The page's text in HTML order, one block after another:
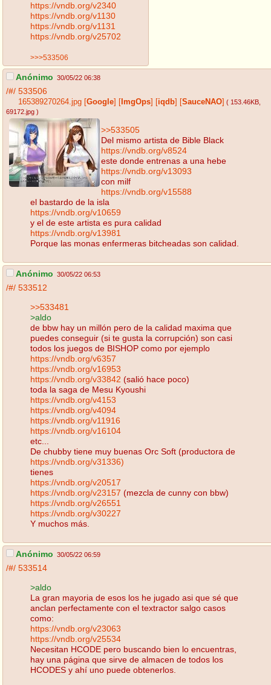
https://vndb.org/v2340
https://vndb.org/v1130
https://vndb.org/v1131
https://vndb.org/v25702
>>>533506
Anónimo 30/05/22 06:38
/#/ 533506
165389270264.jpg Google ImgOps iqdb SauceNAO ( 153.46KB
69172.jpg )
>>533505
Del mismo artista de Bible Black
https://vndb.org/v8524
este donde entrenas a una hebe
https://vndb.org/v13093
con milf
https://vndb.org/v15588
el bastardo de la isla
https://vndb.org/v10659
y el de este artista es pura calidad
https://vndb.org/v13981
Porque las monas enfermeras bitcheadas son calidad.
Anónimo 30/05/22 06:53
/#/ 533512
>>533481
>aldo
de bbw hay un millón pero de la calidad maxima que
puedes conseguir (si te gusta la corrupción) son casi
todos los juegos de BISHOP como por ejemplo
https://vndb.org/v6357
https://vndb.org/v16953
https://vndb.org/v33842 (salió hace poco)
toda la saga de Mesu Kyoushi
https://vndb.org/v4153
https://vndb.org/v4094
https://vndb.org/v11916
https://vndb.org/v16104
etc...
De chubby tiene muy buenas Orc Soft (productora de
https://vndb.org/v31336)
tienes
https://vndb.org/v20517
https://vndb.org/v23157 (mezcla de cunny con bbw)
https://vndb.org/v26551
https://vndb.org/v30227
Y muchos más.
Anónimo 30/05/22 06:59
/#/ 533514
>aldo
La gran mayoria de esos los he jugado asi que sé que
anclan perfectamente con el textractor salgo casos
como:
https://vndb.org/v23063
https://vndb.org/v25534
Necesitan HCODE pero buscando bien lo encuentras,
hay una página que sirve de almacen de todos los
HCODES y ahí uno puede obtenerlos.